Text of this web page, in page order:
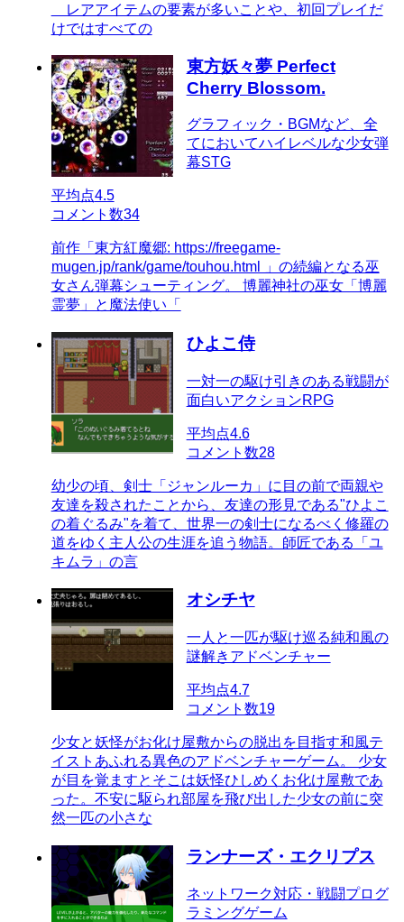
レアアイテムの要素が多いことや、初回プレイだ
けではすべての
東方妖々夢 Perfect
Cherry Blossom.
グラフィック・BGMなど、全
てにおいてハイレベルな少女弾
幕STG
平均点4.5
コメント数34
前作「東方紅魔郷: https://freegame-
mugen.jp/rank/game/touhou.html 」の続編となる巫
女さん弾幕シューティング。 博麗神社の巫女「博麗
霊夢」と魔法使い「
ひよこ侍
一対一の駆け引きのある戦闘が
面白いアクションRPG
平均点4.6
コメント数28
幼少の頃、剣士「ジャンルーカ」に目の前で両親や
友達を殺されたことから、友達の形見である"ひよこ
の着ぐるみ"を着て、世界一の剣士になるべく修羅の
道をゆく主人公の生涯を追う物語。師匠である「ユ
キムラ」の言
オシチヤ
一人と一匹が駆け巡る純和風の
謎解きアドベンチャー
平均点4.7
コメント数19
少女と妖怪がお化け屋敷からの脱出を目指す和風テ
イストあふれる異色のアドベンチャーゲーム。 少女
が目を覚ますとそこは妖怪ひしめくお化け屋敷であ
った。不安に駆られ部屋を飛び出した少女の前に突
然一匹の小さな
ランナーズ・エクリプス
ネットワーク対応・戦闘プログ
ラミングゲーム